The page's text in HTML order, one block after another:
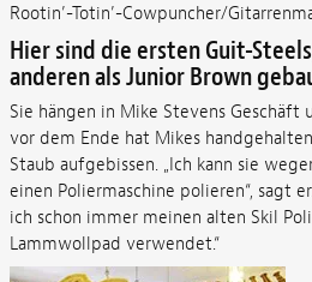
Rootin’-Totin’-Cowpuncher/
Hier sind die ersten Guit-
anderen als Junior Brown
Sie hängen in Mike Stevens Geschäft
vor dem Ende hat Mikes
Staub aufgebissen. „Ich kann sie
einen Poliermaschine polieren“, sagt
ich schon immer meinen alten Skil
Lammwollpad verwendet.“